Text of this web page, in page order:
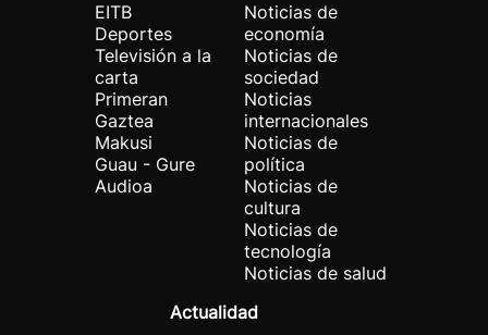
EITB
Deportes
Televisión a la
carta
Primeran
Gaztea
Makusi
Guau - Gure
Audioa
Noticias de
economía
Noticias de
sociedad
Noticias
internacionales
Noticias de
política
Noticias de
cultura
Noticias de
tecnología
Noticias de salud
Actualidad